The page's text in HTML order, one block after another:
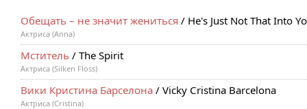
Обещать – не значит жениться / He's Just Not That Into
Актриса (Anna)
Мститель / The Spirit
Актриса (Silken Floss)
Вики Кристина Барселона / Vicky Cristina Barcelona
Актриса (Cristina)